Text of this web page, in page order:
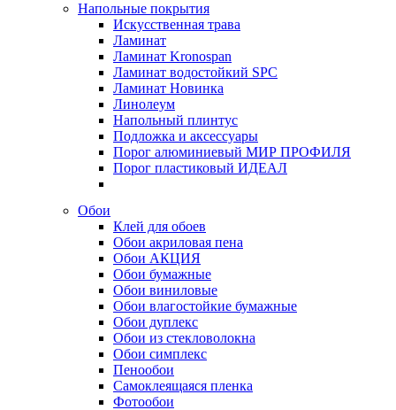
Напольные покрытия
Искусственная трава
Ламинат
Ламинат Kronospan
Ламинат водостойкий SPC
Ламинат Новинка
Линолеум
Напольный плинтус
Подложка и аксессуары
Порог алюминиевый МИР ПРОФИЛЯ
Порог пластиковый ИДЕАЛ
Обои
Клей для обоев
Обои акриловая пена
Обои АКЦИЯ
Обои бумажные
Обои виниловые
Обои влагостойкие бумажные
Обои дуплекс
Обои из стекловолокна
Обои симплекс
Пенообои
Самоклеящаяся пленка
Фотообои